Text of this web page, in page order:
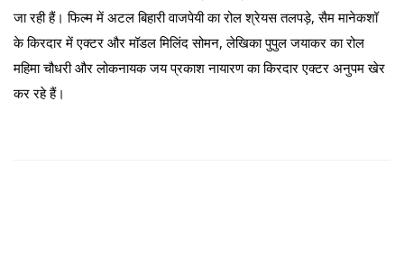
जा रही हैं। फिल्म में अटल बिहारी वाजपेयी का रोल श्रेयस तलपड़े, सैम मानेकशॉ
के किरदार में एक्टर और मॉडल मिलिंद सोमन, लेखिका पुपुल जयाकर का रोल
महिमा चौधरी और लोकनायक जय प्रकाश नायारण का किरदार एक्टर अनुपम खेर
कर रहे हैं।